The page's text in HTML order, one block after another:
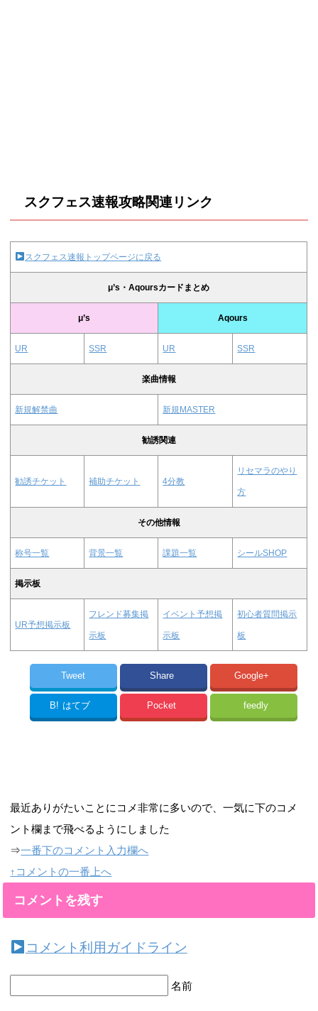
スクフェス速報攻略関連リンク
スクフェス速報トップページに戻る
μ’s・Aqoursカードまとめ
μ’s Aqours
UR SSR UR SSR
楽曲情報
新規解禁曲 新規MASTER
勧誘関連
勧誘チケット 補助チケット 4分教
リセマラのやり
方
その他情報
称号一覧 背景一覧 課題一覧 シールSHOP
掲示板
UR予想掲示板
フレンド募集掲
示板
イベント予想掲
示板
初心者質問掲示
板
Tweet Share Google+
B! はてブ Pocket feedly
最近ありがたいことにコメ非常に多いので、一気に下のコメ
ント欄まで飛べるようにしました
⇒一番下のコメント入力欄へ
↑コメントの一番上へ
コメントを残す
コメント利用ガイドライン
名前